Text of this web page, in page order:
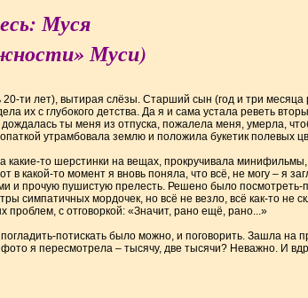
Муся
Муси)
ти лет), вытирая слёзы. Старший сын (год и три месяца
их с глубокого детства. Да я и сама устала реветь
ты меня из отпуска, пожалела меня, умерла,
утрамбовала землю и положила букетик полевых
то шерстинки на вещах, прокручивала
в какой-то момент я вновь поняла, что всё, не могу – я
и прочую пушистую прелесть. Решено было посмотреть-
симпатичных мордочек, но всё не везло, всё как-то не
с отговоркой: «Значит, рано ещё, рано...»
потискать было можно, и поговорить. Зашла на
я пересмотрела – тысячу, две тысячи? Неважно. И